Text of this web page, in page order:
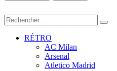
RÉTRO
AC Milan
Arsenal
Atletico Madrid